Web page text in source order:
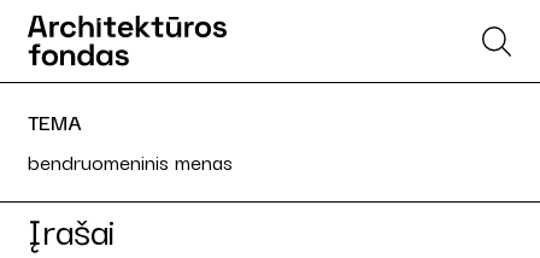
TEMA
bendruomeninis menas
Įrašai